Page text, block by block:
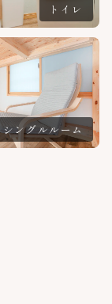
トイレ
シングルルーム